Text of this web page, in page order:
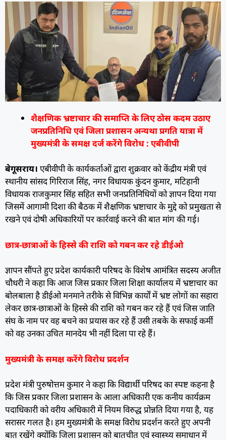
शैक्षणिक भ्रष्टाचार की समाप्ति के लिए ठोस कदम उठाए
जनप्रतिनिधि एवं जिला प्रशासन अन्यथा प्रगति यात्रा में
मुख्यमंत्री के समक्ष दर्ज करेंगे विरोध : एबीवीपी
बेगूसराय। एबीवीपी के कार्यकर्ताओं द्वारा शुक्रवार को केंद्रीय मंत्री एवं
स्थानीय सांसद गिरिराज सिंह, नगर विधायक कुंदन कुमार, मटिहानी
विधायक राजकुमार सिंह सहित सभी जनप्रतिनिधियों को ज्ञापन दिया गया
जिसमें आगामी दिशा की बैठक में शैक्षणिक भ्रष्टाचार के मुद्दे को प्रमुखता से
रखने एवं दोषी अधिकारियों पर कार्रवाई करने की बात मांग की गई।
छात्र-छात्राओं के हिस्से की राशि को गबन कर रहे डीईओ
ज्ञापन सौंपते हुए प्रदेश कार्यकारी परिषद के विशेष आमंत्रित सदस्य अजीत
चौधरी ने कहा कि आज जिस प्रकार जिला शिक्षा कार्यालय में भ्रष्टाचार का
बोलबाला है डीईओ मनमाने तरीके से विभिन्न कार्यों में भ्रष्ट लोगों का सहारा
लेकर छात्र-छात्राओं के हिस्से की राशि को गबन कर रहे हैं एवं जिस जाति
संघ के नाम पर वह बचने का प्रयास कर रहे हैं उसी तबके के सफाई कर्मी
को वह उनका उचित मानदेय भी नहीं दिला पा रहे हैं।
मुख्यमंत्री के समक्ष करेंगे विरोध प्रदर्शन
प्रदेश मंत्री पुरुषोत्तम कुमार ने कहा कि विद्यार्थी परिषद का स्पष्ट कहना है
कि जिस प्रकार जिला प्रशासन के आला अधिकारी एक कनीय कार्यक्रम
पदाधिकारी को वरीय अधिकारी में नियम विरुद्ध प्रोन्नति दिया गया है, यह
सरासर गलत है। हम मुख्यमंत्री के समक्ष विरोध प्रदर्शन करते हुए अपनी
बात रखेंगे क्योंकि जिला प्रशासन को बातचीत एवं स्वास्थ्य समाधान में